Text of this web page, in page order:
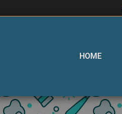
HOME